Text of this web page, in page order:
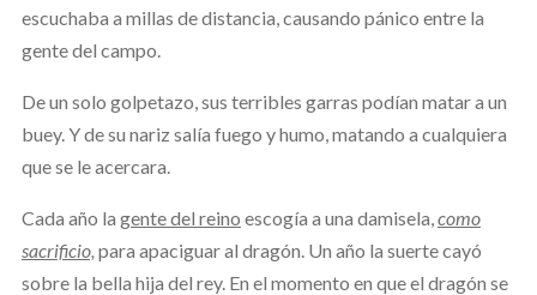
escuchaba a millas de distancia, causando pánico entre la
gente del campo.
De un solo golpetazo, sus terribles garras podían matar a un
buey. Y de su nariz salía fuego y humo, matando a cualquiera
que se le acercara.
Cada año la gente del reino escogía a una damisela,como
sacrificio, para apaciguar al dragón. Un año la suerte cayó
sobre la bella hija del rey. En el momento en que el dragón se